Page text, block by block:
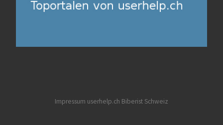
Impressum userhelp.ch Biberist Schweiz